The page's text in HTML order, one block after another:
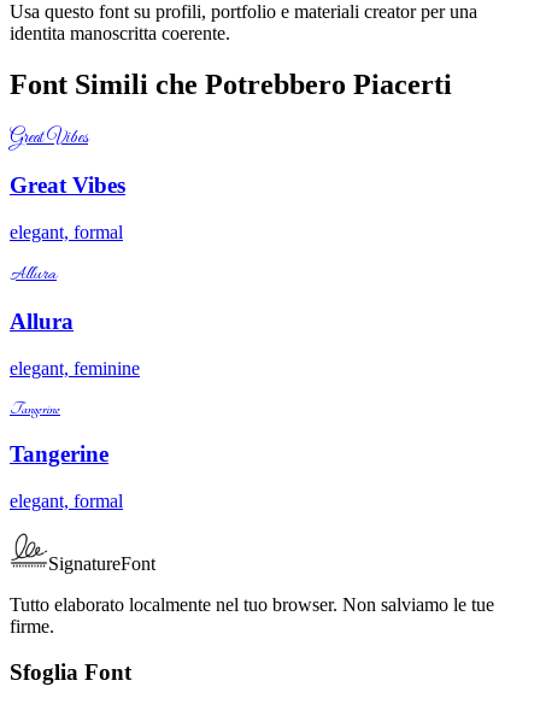
Usa questo font su profili, portfolio e materiali creator per una
identita manoscritta coerente.
Font Simili che Potrebbero Piacerti
Great Vibes
Great Vibes
elegant, formal
Allura
Allura
elegant, feminine
Tangerine
Tangerine
elegant, formal
SignatureFont
Tutto elaborato localmente nel tuo browser. Non salviamo le tue
firme.
Sfoglia Font